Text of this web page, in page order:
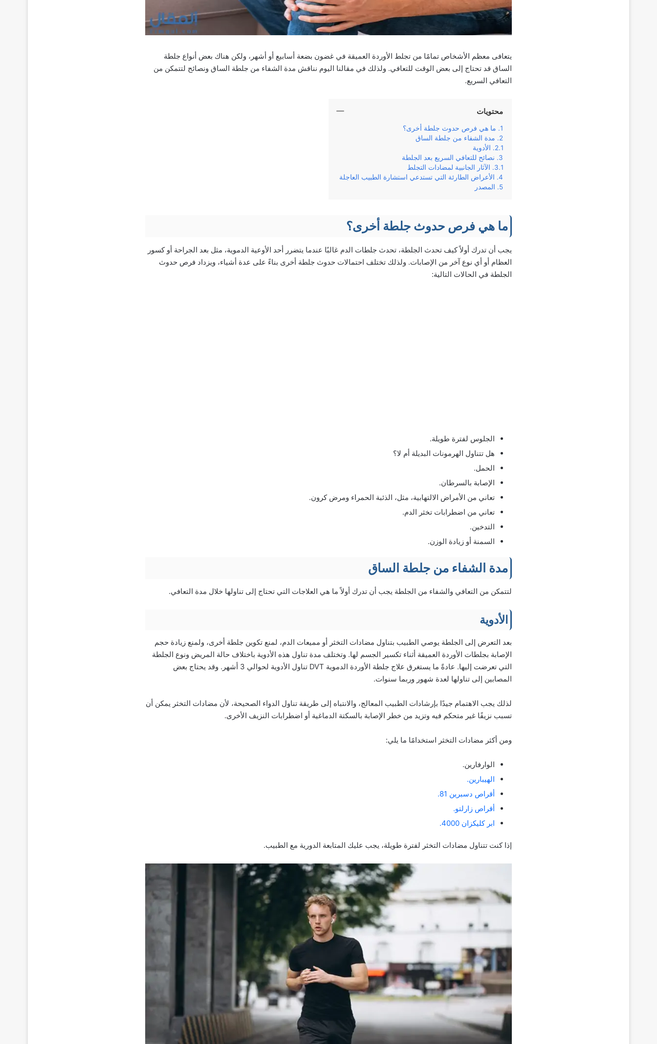
يتعافى معظم الأشخاص تمامًا من تجلط الأوردة العميقة في غضون بضعة أسابيع أو أشهر، ولكن هناك بعض أنواع جلطة
الساق قد تحتاج إلى بعض الوقت للتعافي. ولذلك في مقالنا اليوم نناقش مدة الشفاء من جلطة الساق ونصائح لتتمكن من
التعافي السريع.
محتويات
ما هي فرص حدوث جلطة أخرى؟
مدة الشفاء من جلطة الساق
الأدوية
نصائح للتعافي السريع بعد الجلطة
الآثار الجانبية لمضادات التجلط
الأعراض الطارئة التي تستدعي استشارة الطبيب العاجلة
المصدر
ما هي فرص حدوث جلطة أخرى؟
يجب أن تدرك أولاً كيف تحدث الجلطة، تحدث جلطات الدم غالبًا عندما يتضرر أحد الأوعية الدموية، مثل بعد الجراحة أو كسور
العظام أو أي نوع آخر من الإصابات. ولذلك تختلف احتمالات حدوث جلطة أخرى بناءً على عدة أشياء، ويزداد فرص حدوث
الجلطة في الحالات التالية:
الجلوس لفترة طويلة.
هل تتناول الهرمونات البديلة أم لا؟
الحمل.
الإصابة بالسرطان.
تعاني من الأمراض الالتهابية، مثل، الذئبة الحمراء ومرض كرون.
تعاني من اضطرابات تخثر الدم.
التدخين.
السمنة أو زيادة الوزن.
مدة الشفاء من جلطة الساق
لتتمكن من التعافي والشفاء من الجلطة يجب أن تدرك أولاً ما هي العلاجات التي تحتاج إلى تناولها خلال مدة التعافي.
الأدوية
بعد التعرض إلى الجلطة يوصي الطبيب بتناول مضادات التخثر أو مميعات الدم، لمنع تكوين جلطة أخرى، ولمنع زيادة حجم
الإصابة بجلطات الأوردة العميقة أثناء تكسير الجسم لها. وتختلف مدة تناول هذه الأدوية باختلاف حالة المريض ونوع الجلطة
التي تعرضت إليها. عادةً ما يستغرق علاج جلطة الأوردة الدموية DVT تناول الأدوية لحوالي 3 أشهر. وقد يحتاج بعض
المصابين إلى تناولها لعدة شهور وربما سنوات.
لذلك يجب الاهتمام جيدًا بإرشادات الطبيب المعالج، والانتباه إلى طريقة تناول الدواء الصحيحة، لأن مضادات التخثر يمكن أن
تسبب نزيفًا غير متحكم فيه وتزيد من خطر الإصابة بالسكتة الدماغية أو اضطرابات النزيف الأخرى.
ومن أكثر مضادات التخثر استخدامًا ما يلي:
الوارفارين.
الهيبارين.
أقراص دسبرين 81.
أقراص زارلتو.
ابر كليكزان 4000.
إذا كنت تتناول مضادات التخثر لفترة طويلة، يجب عليك المتابعة الدورية مع الطبيب.